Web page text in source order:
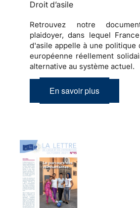
Droit d’asile
Retrouvez notre
plaidoyer, dans lequel
d'asile appelle à une politique
européenne réellement
alternative au système actuel.
En savoir plus